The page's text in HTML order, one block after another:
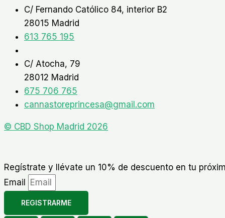
C/ Fernando Católico 84, interior B2
28015 Madrid
613 765 195
C/ Atocha, 79
28012 Madrid
675 706 765
cannastoreprincesa@gmail.com
© CBD Shop Madrid 2026
Regístrate y llévate un 10% de descuento en tu
Email
REGISTRARME